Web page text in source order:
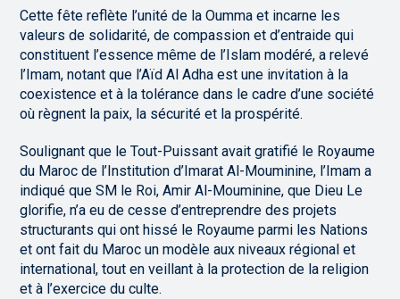
Cette fête reflète l’unité de la Oumma et incarne les
valeurs de solidarité, de compassion et d’entraide qui
constituent l’essence même de l’Islam modéré, a relevé
l’Imam, notant que l’Aïd Al Adha est une invitation à la
coexistence et à la tolérance dans le cadre d’une société
où règnent la paix, la sécurité et la prospérité.
Soulignant que le Tout-Puissant avait gratifié le Royaume
du Maroc de l’Institution d’Imarat Al-Mouminine, l’Imam a
indiqué que SM le Roi, Amir Al-Mouminine, que Dieu Le
glorifie, n’a eu de cesse d’entreprendre des projets
structurants qui ont hissé le Royaume parmi les Nations
et ont fait du Maroc un modèle aux niveaux régional et
international, tout en veillant à la protection de la religion
et à l’exercice du culte.